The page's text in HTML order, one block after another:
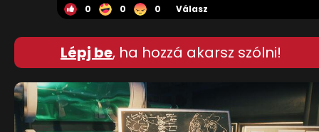
0 0 0 Válasz
Lépj be, ha hozzá akarsz szólni!